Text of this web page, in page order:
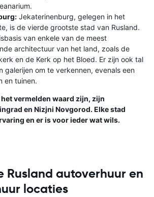
Jekaterinenburg, gelegen in het
is de vierde grootste stad van Rusland.
van enkele van de meest
architectuur van het land, zoals de
en de Kerk op het Bloed. Er zijn ook tal
galerijen om te verkennen, evenals een
en tuinen.
vermelden waard zijn, zijn
en Nizjni Novgorod. Elke stad
en er is voor ieder wat wils.
Rusland autoverhuur en
locaties